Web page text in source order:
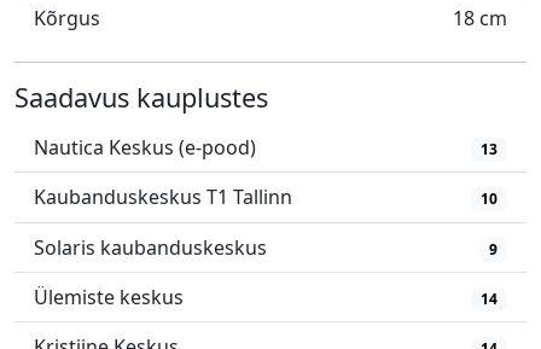
Kõrgus
18 cm
Saadavus kauplustes
Nautica Keskus (e-pood) 13
Kaubanduskeskus T1 Tallinn 10
Solaris kaubanduskeskus 9
Ülemiste keskus 14